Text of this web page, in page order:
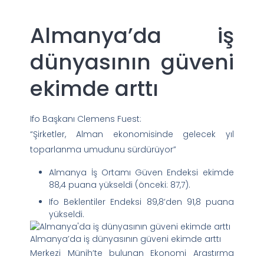
Almanya’da iş
dünyasının güveni
ekimde arttı
Ifo Başkanı Clemens Fuest:
“Şirketler, Alman ekonomisinde gelecek yıl
toparlanma umudunu sürdürüyor”
Almanya İş Ortamı Güven Endeksi ekimde
88,4 puana yükseldi (önceki: 87,7).
Ifo Beklentiler Endeksi 89,8’den 91,8 puana
yükseldi.
Almanya’da iş dünyasının güveni ekimde arttı
Merkezi Münih’te bulunan Ekonomi Araştırma